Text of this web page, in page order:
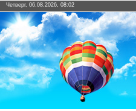
Четверг, 06.08.2026, 08:02